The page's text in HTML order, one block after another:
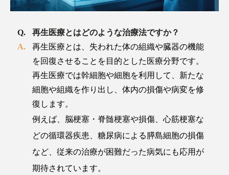
再生医療とはどのような治療法ですか？
再生医療とは、失われた体の組織や臓器の機能
を回復させることを目的とした医療分野です。
再生医療では幹細胞や細胞を利用して、新たな
細胞や組織を作り出し、体内の損傷や病変を修
復します。
例えば、脳梗塞・脊髄梗塞や損傷、心筋梗塞な
どの循環器疾患、糖尿病による膵島細胞の損傷
など、従来の治療が困難だった病気にも応用が
期待されています。